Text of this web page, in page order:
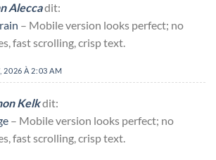
Aleccadit:
– Mobile version looks perfect; no
fast scrolling, crisp text.
2026 À 2:03 AM
Kelkdit:
– Mobile version looks perfect; no
fast scrolling, crisp text.